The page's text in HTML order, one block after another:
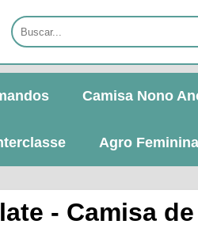
Camisa Nono
Agro Feminina
- Camisa